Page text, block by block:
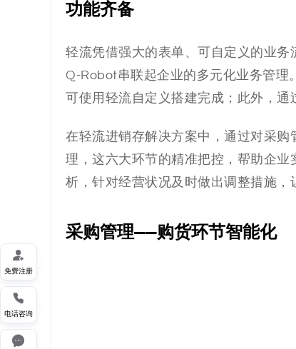
功能齐备
轻流凭借强大的表单、可自定义的业
Q-Robot串联起企业的多元化业务管理
可使用轻流自定义搭建完成；此外，通
在轻流进销存解决方案中，通过对采
理，这六大环节的精准把控，帮助企
析，针对经营状况及时做出调整措施，
采购管理——购货环节智能化

免费注册

电话咨询
